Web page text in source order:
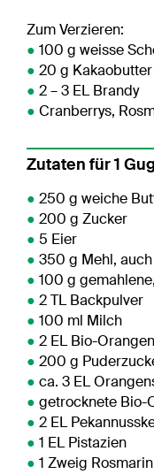
Zum Verzieren:
● 100 g weisse
● 20 g Kakaobutter
● 2 – 3 EL Brandy
● Cranberrys,
Zutaten für 1
● 250 g weiche
● 200 g Zucker
● 5 Eier
● 350 g Mehl,
● 100 g
● 2 TL Backpulver
● 100 ml Milch
● 2 EL Bio-
● 200 g
● ca. 3 EL
● getrocknete Bio-
● 2 EL
● 1 EL Pistazien
● 1 Zweig Rosmarin